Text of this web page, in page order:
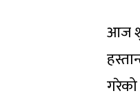
आज
गरेको